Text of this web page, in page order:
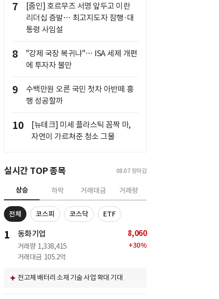
7
[줌인] 호르무즈 서명 앞두고 이란
리더십 증발… 최고지도자 잠행·대
통령 사임설
8
"강제 국장 복귀냐"… ISA 세제 개편
에 투자자 불만
9
수백만원 오른 국민 첫차 아반떼 흥
행 성공할까
10
[뉴테크] 미세 플라스틱 꼼짝 마,
자연이 가르쳐준 청소 그물
실시간 TOP 종목 08.07 장마감
상승 하락 거래대금 거래량
전체 코스피 코스닥 ETF
1 동화기업
거래량 1,338,415
거래대금 105.2억
8,060
+30%
전고체 배터리 소재 기술 사업 확대 기대